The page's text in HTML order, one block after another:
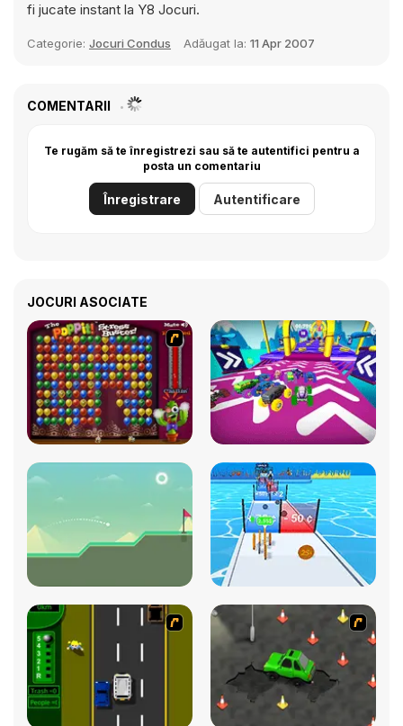
fi jucate instant la Y8 Jocuri.
Categorie: Jocuri Condus Adăugat la: 11 Apr 2007
COMENTARII
Te rugăm să te înregistrezi sau să te autentifici pentru a
posta un comentariu
Înregistrare Autentificare
JOCURI ASOCIATE